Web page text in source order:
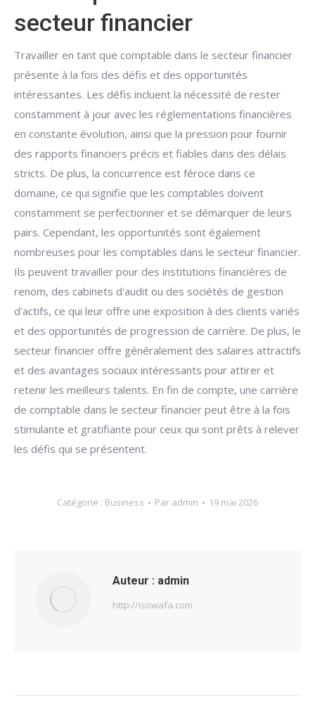
secteur financier
Travailler en tant que comptable dans le secteur financier
présente à la fois des défis et des opportunités
intéressantes. Les défis incluent la nécessité de rester
constamment à jour avec les réglementations financières
en constante évolution, ainsi que la pression pour fournir
des rapports financiers précis et fiables dans des délais
stricts. De plus, la concurrence est féroce dans ce
domaine, ce qui signifie que les comptables doivent
constamment se perfectionner et se démarquer de leurs
pairs. Cependant, les opportunités sont également
nombreuses pour les comptables dans le secteur financier.
Ils peuvent travailler pour des institutions financières de
renom, des cabinets d'audit ou des sociétés de gestion
d'actifs, ce qui leur offre une exposition à des clients variés
et des opportunités de progression de carrière. De plus, le
secteur financier offre généralement des salaires attractifs
et des avantages sociaux intéressants pour attirer et
retenir les meilleurs talents. En fin de compte, une carrière
de comptable dans le secteur financier peut être à la fois
stimulante et gratifiante pour ceux qui sont prêts à relever
les défis qui se présentent.
Catégorie : Business Par admin 19 mai 2026
Auteur : admin
http://isowafa.com